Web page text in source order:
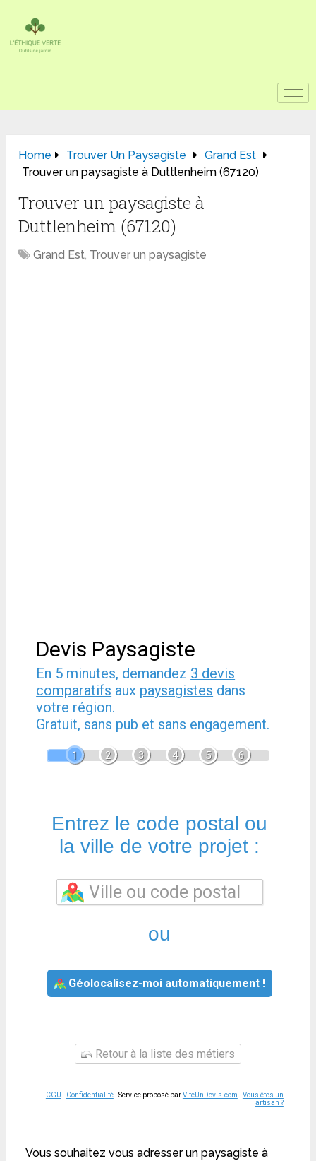
Home Trouver Un Paysagiste
Grand Est
Trouver un paysagiste à Duttlenheim (67120)
Trouver un paysagiste à
Duttlenheim (67120)
Grand Est, Trouver un paysagiste
Devis Paysagiste
En 5 minutes, demandez 3 devis
comparatifs aux paysagistes dans
votre région.
Gratuit, sans pub et sans engagement.
1 2 3 4 5 6
Entrez le code postal ou
la ville de votre projet :
ou
Géolocalisez-moi automatiquement !
Retour à la liste des métiers
CGU - Confidentialité- Service proposé parViteUnDevis.com -Vous êtes un
artisan ?
Vous souhaitez vous adresser un paysagiste à